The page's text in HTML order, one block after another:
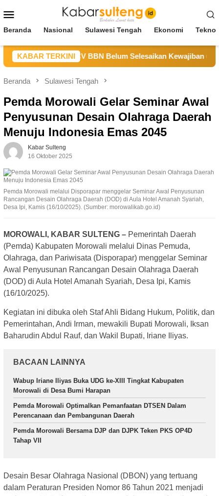
ke
Mobile
Beranda Nasional Sulawesi Tengah Ekonomi
KABAR TERKINI
Sulteng Sebut CV BBN Belum Selesaikan Kewajiban untuk
Beranda Sulawesi Tengah
Pemda Morowali Gelar Seminar Awal
Penyusunan Desain Olahraga Daerah
Menuju Indonesia Emas 2045
Kabar Sulteng
16 Oktober 2025
Pemda Morowali melalui Disporapar menggelar Seminar Awal Penyusunan
Rancangan Desain Olahraga Daerah (DOD) di Aula Hotel Amanah Syariah,
Desa Ipi, Kamis (16/10/2025). (Sumber: morowalikab.go.id)
MOROWALI, KABAR SULTENG – Pemerintah Daerah
(Pemda) Kabupaten Morowali melalui Dinas Pemuda,
Olahraga, dan Pariwisata (Disporapar) menggelar Seminar
Awal Penyusunan Rancangan Desain Olahraga Daerah
(DOD) di Aula Hotel Amanah Syariah, Desa Ipi, Kamis
(16/10/2025).
Kegiatan ini dibuka oleh Staf Ahli Bidang Hukum, Politik, dan
Pemerintahan, Andi Irman, mewakili Bupati Morowali, Iksan
Baharudin Abdul Rauf, dan Wakil Bupati, Iriane Iliyas.
BACAAN LAINNYA
Wabup Iriane Iliyas Buka UDG ke-XIII Tingkat Kabupaten
Morowali di Desa Bumi Harapan
Pemda Morowali Optimalkan Pemanfaatan DTSEN Dalam
Perencanaan dan Pembangunan Daerah
Pemda Morowali Bersama DJP dan DJPK Teken PKS OP4D
Tahap VII
Desain Besar Olahraga Nasional (DBON) yang tertuang
dalam Peraturan Presiden Nomor 86 Tahun 2021 menjadi